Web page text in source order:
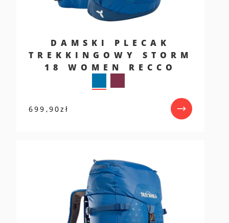
DAMSKI PLECAK
TREKKINGOWY STORM
18 WOMEN RECCO
699,90zł